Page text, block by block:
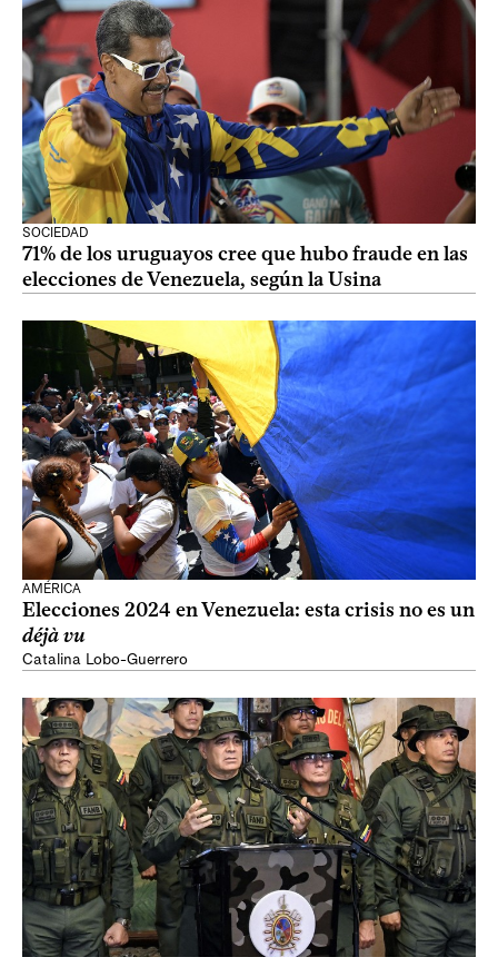
SOCIEDAD
71% de los uruguayos cree que hubo fraude en las
elecciones de Venezuela, según la Usina
AMÉRICA
Elecciones 2024 en Venezuela: esta crisis no es un
déjà vu
Catalina Lobo-Guerrero